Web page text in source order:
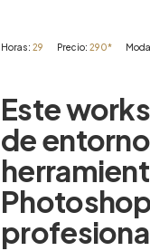
Horas: 29 Precio: 290*
Este
de